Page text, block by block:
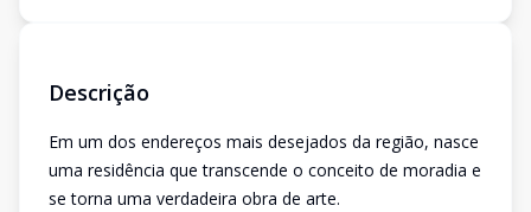
Descrição
Em um dos endereços mais desejados da região, nasce
uma residência que transcende o conceito de moradia e
se torna uma verdadeira obra de arte.